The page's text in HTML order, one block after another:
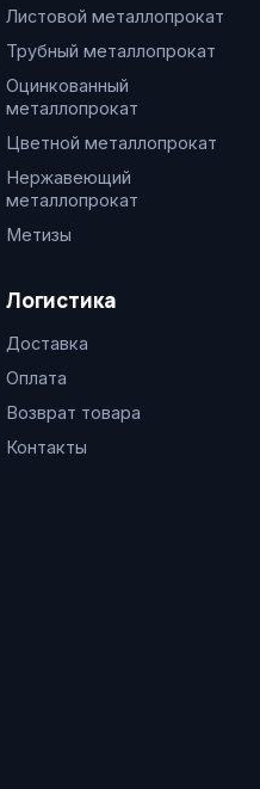
Листовой металлопрокат
Трубный металлопрокат
Оцинкованный
металлопрокат
Цветной металлопрокат
Нержавеющий
металлопрокат
Метизы
Логистика
Доставка
Оплата
Возврат товара
Контакты